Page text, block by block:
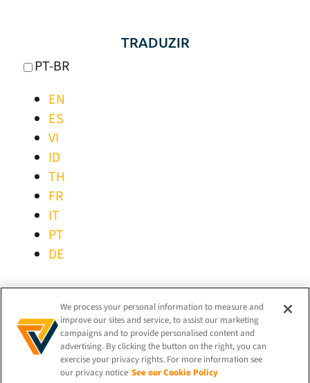
TRADUZIR
PT-BR
EN
ES
VI
ID
TH
FR
IT
PT
DE
FIQUE CONECTADO!
© 2026 iProov |Política de Privacidade
We process your personal information to measure and
improve our sites and service, to assist our marketing
campaigns and to provide personalised content and
advertising. By clicking the button on the right, you can
exercise your privacy rights. For more information see
our privacy notice See our Cookie Policy